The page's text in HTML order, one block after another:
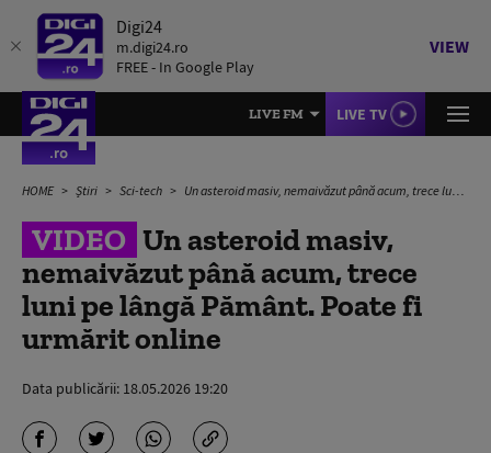
Digi24
m.digi24.ro
FREE - In Google Play
VIEW
LIVE FM LIVE TV
HOME Știri Sci-tech Un asteroid masiv, nemaivăzut până acum, trece luni pe lângă Pământ. Poate fi urmărit online
VIDEO Un asteroid masiv,
nemaivăzut până acum, trece
luni pe lângă Pământ. Poate fi
urmărit online
Data publicării: 18.05.2026 19:20